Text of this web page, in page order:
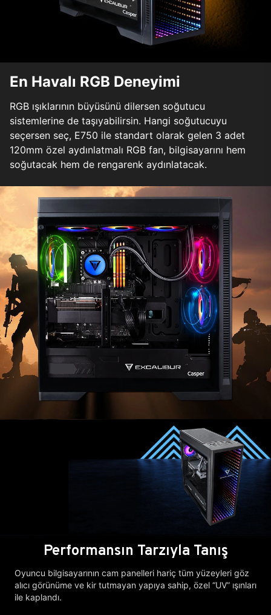
En Havalı RGB Deneyimi
RGB ışıklarının büyüsünü dilersen soğutucu
sistemlerine de taşıyabilirsin. Hangi soğutucuyu
seçersen seç, E750 ile standart olarak gelen 3 adet
120mm özel aydınlatmalı RGB fan, bilgisayarını hem
soğutacak hem de rengarenk aydınlatacak.
Performansın Tarzıyla Tanış
Oyuncu bilgisayarının cam panelleri hariç tüm yüzeyleri göz
alıcı görünüme ve kir tutmayan yapıya sahip, özel “UV” ışınları
ile kaplandı.